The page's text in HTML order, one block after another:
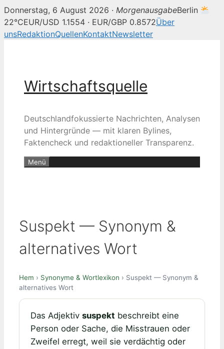
Donnerstag, 6 August 2026 · MorgenausgabeBerlin
22°CEUR/USD 1.1554 · EUR/GBP 0.8572Über
unsRedaktionQuellenKontaktNewsletter
Wirtschaftsquelle
Deutschlandfokussierte Nachrichten, Analysen
und Hintergründe — mit klaren Bylines,
Faktencheck und redaktioneller Transparenz.
Menü
Suspekt — Synonym &
alternatives Wort
Hem › Synonyme & Wortlexikon › Suspekt — Synonym &
alternatives Wort
Das Adjektiv suspekt beschreibt eine
Person oder Sache, die Misstrauen oder
Zweifel erregt, weil sie verdächtig oder